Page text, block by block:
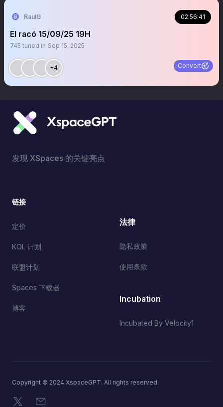
RaulG 02:56:41
El racó 15/09/25 19H
745 tuned in Sep 15, 2025
+4 Convert
发现 XSpaces 的关键亮点
链接
定价
KOL 计划
联盟计划
Spaces 下载器
博客
法律
隐私政策
使用条款
Incubation
Incubated By Velocity1
Copyright © 2024 XspaceGPT. All rights reserved.
X 电子邮件